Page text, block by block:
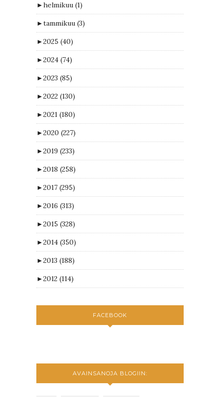
►helmikuu (1)
►tammikuu (3)
►2025 (40)
►2024 (74)
►2023 (85)
►2022 (130)
►2021 (180)
►2020 (227)
►2019 (233)
►2018 (258)
►2017 (295)
►2016 (313)
►2015 (328)
►2014 (350)
►2013 (188)
►2012 (114)
FACEBOOK
AVAINSANOJA BLOGIIN: